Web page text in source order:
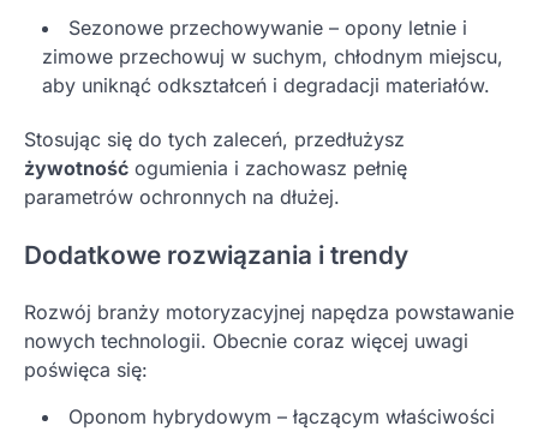
Sezonowe przechowywanie – opony letnie i
zimowe przechowuj w suchym, chłodnym miejscu,
aby uniknąć odkształceń i degradacji materiałów.
Stosując się do tych zaleceń, przedłużysz
żywotność ogumienia i zachowasz pełnię
parametrów ochronnych na dłużej.
Dodatkowe rozwiązania i trendy
Rozwój branży motoryzacyjnej napędza powstawanie
nowych technologii. Obecnie coraz więcej uwagi
poświęca się:
Oponom hybrydowym – łączącym właściwości